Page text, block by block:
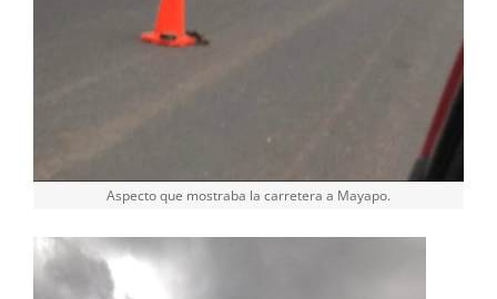
Aspecto que mostraba la carretera a Mayapo.